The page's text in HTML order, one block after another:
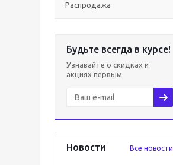
Распродажа
Будьте всегда в курсе!
Узнавайте о скидках и
акциях первым
Новости Все новости